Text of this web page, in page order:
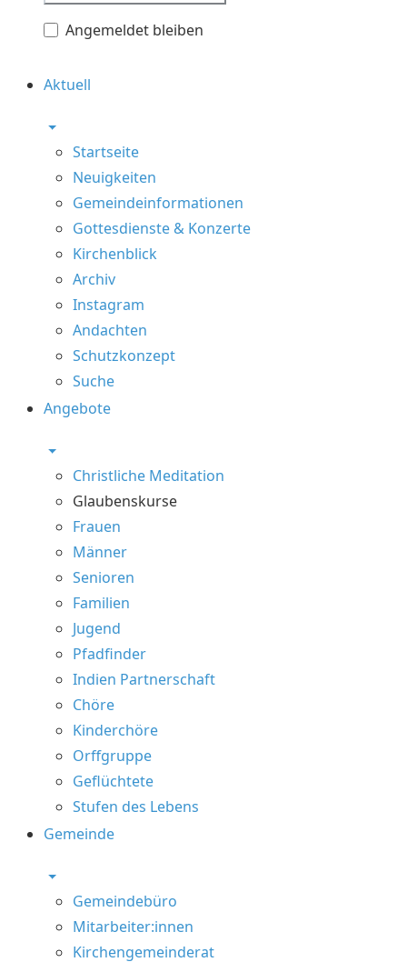
Angemeldet bleiben
Aktuell
Startseite
Neuigkeiten
Gemeindeinformationen
Gottesdienste & Konzerte
Kirchenblick
Archiv
Instagram
Andachten
Schutzkonzept
Suche
Angebote
Christliche Meditation
Glaubenskurse
Frauen
Männer
Senioren
Familien
Jugend
Pfadfinder
Indien Partnerschaft
Chöre
Kinderchöre
Orffgruppe
Geflüchtete
Stufen des Lebens
Gemeinde
Gemeindebüro
Mitarbeiter:innen
Kirchengemeinderat